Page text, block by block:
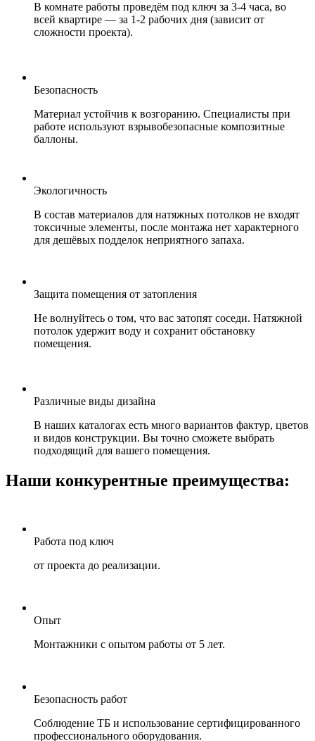
В комнате работы проведём под ключ за 3-4 часа, во
всей квартире — за 1-2 рабочих дня (зависит от
сложности проекта).
Безопасность
Материал устойчив к возгоранию. Специалисты при
работе используют взрывобезопасные композитные
баллоны.
Экологичность
В состав материалов для натяжных потолков не входят
токсичные элементы, после монтажа нет характерного
для дешёвых подделок неприятного запаха.
Защита помещения от затопления
Не волнуйтесь о том, что вас затопят соседи. Натяжной
потолок удержит воду и сохранит обстановку
помещения.
Различные виды дизайна
В наших каталогах есть много вариантов фактур, цветов
и видов конструкции. Вы точно сможете выбрать
подходящий для вашего помещения.
Наши конкурентные преимущества:
Работа под ключ
от проекта до реализации.
Опыт
Монтажники с опытом работы от 5 лет.
Безопасность работ
Соблюдение ТБ и использование сертифицированного
профессионального оборудования.